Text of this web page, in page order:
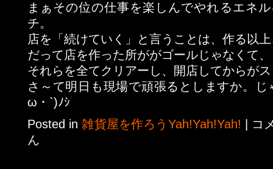
まぁその位の仕事を楽しんでやれるエネ
チ。
店を「続けていく」と言うことは、作る以
だって店を作った所ががゴールじゃなくて、
それらを全てクリアーし、開店してからが
さ～て明日も現場で頑張るとしますか。じ
ω・`)ﾉｼ
Posted in雑貨屋を作ろうYah!Yah!Yah!
コ
ん